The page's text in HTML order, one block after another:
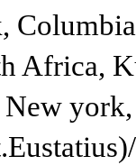
Africa,
New